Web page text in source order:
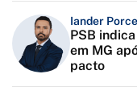
Iander
PSB
em MG
pacto